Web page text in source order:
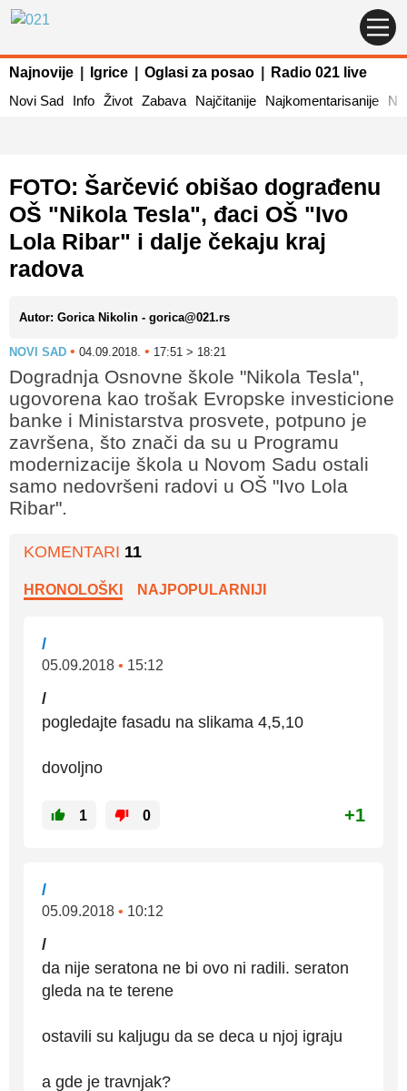
Najnovije Igrice Oglasi za posao
Radio 021 live
Novi Sad
Info Život Zabava Najčitanije Najkomentarisanije
FOTO: Šarčević obišao dograđenu
OŠ "Nikola Tesla", đaci OŠ "Ivo
Lola Ribar" i dalje čekaju kraj
radova
Autor: Gorica Nikolin - gorica@021.rs
NOVI SAD • 04.09.2018. • 17:51 > 18:21
Dogradnja Osnovne škole "Nikola Tesla",
ugovorena kao trošak Evropske investicione
banke i Ministarstva prosvete, potpuno je
završena, što znači da su u Programu
modernizacije škola u Novom Sadu ostali
samo nedovršeni radovi u OŠ "Ivo Lola
Ribar".
KOMENTARI 11
HRONOLOŠKI NAJPOPULARNIJI
/
05.09.2018 • 15:12
/
pogledajte fasadu na slikama 4,5,10
dovoljno
1 0 +1
/
05.09.2018 • 10:12
/
da nije seratona ne bi ovo ni radili. seraton
gleda na te terene
ostavili su kaljugu da se deca u njoj igraju
a gde je travnjak?